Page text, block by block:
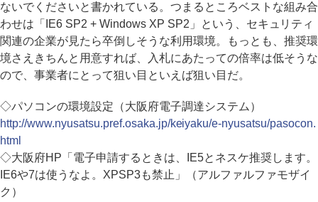
ないでくださいと書かれている。つまるところベストな組み合
わせは「IE6 SP2 + Windows XP SP2」という、セキュリティ
関連の企業が見たら卒倒しそうな利用環境。もっとも、推奨環
境さえきちんと用意すれば、入札にあたっての倍率は低そうな
ので、事業者にとって狙い目といえば狙い目だ。
◇パソコンの環境設定（大阪府電子調達システム）
http://www.nyusatsu.pref.osaka.jp/keiyaku/e-nyusatsu/pasocon.
html
◇大阪府HP「電子申請するときは、IE5とネスケ推奨します。
IE6や7は使うなよ。XPSP3も禁止」（アルファルファモザイ
ク）